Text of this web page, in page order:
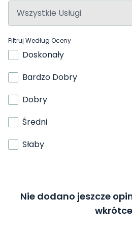
Filtruj Według Oceny
Doskonały
Bardzo Dobry
Dobry
Średni
Słaby
Nie dodano jeszcze
wkrótce